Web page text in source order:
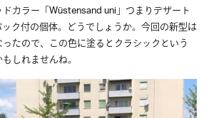
カラー「Wüstensand uni」つまりデザート
ク付の個体。どうでしょうか。今回の新型は
たので、この色に塗るとクラシックという
しれませんね。